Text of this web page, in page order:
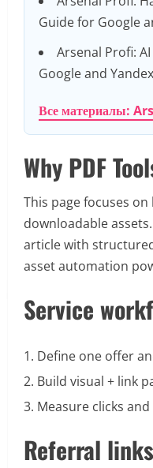
Guide for Google
Arsenal Profi:
Google and
Все материалы:
Why PDF
This page focuses
downloadable
article with
asset automation
Service
Define one offer
Build visual + link
Measure clicks
Referral links